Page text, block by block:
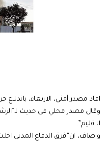
افاد مصدر أمني، الاربعاء،
وقال مصدر محلي في حديث
الاقليم”.
واضاف، ان”فرق الدفاع المدني